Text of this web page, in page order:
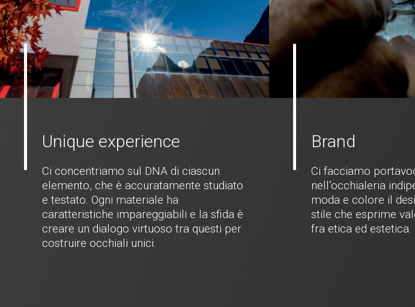
Unique experience
Ci concentriamo sul DNA di ciascun
elemento, che è accuratamente studiato
e testato. Ogni materiale ha
caratteristiche impareggiabili e la sfida è
creare un dialogo virtuoso tra questi per
costruire occhiali unici.
Brand
Ci facciamo
nell’occhialeria
moda e colore il
stile che esprime
fra etica ed estetica.